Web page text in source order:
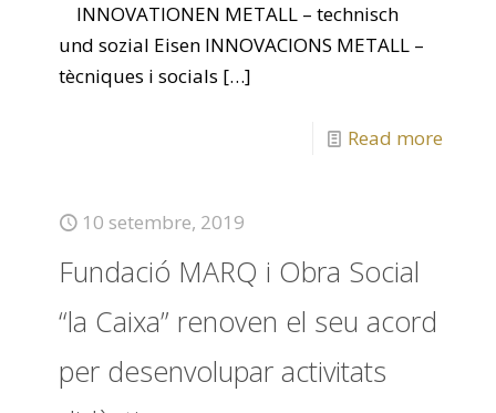
INNOVATIONEN METALL – technisch
und sozial Eisen INNOVACIONS METALL –
tècniques i socials […]
Read more
10 setembre, 2019
Fundació MARQ i Obra Social
“la Caixa” renoven el seu acord
per desenvolupar activitats